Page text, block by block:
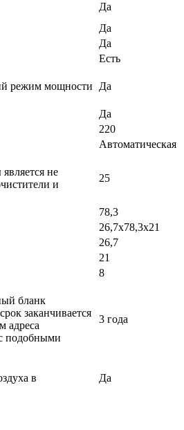
Да
Да
Да
Есть
режим мощности
Да
Да
220
Автоматическая
не
и
25
78,3
26,7x78,3x21
26,7
21
8
бланк
заканчивается
адреса
подобными
3 года
в
Да